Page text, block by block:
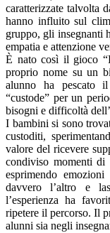
caratterizzate talvolta
hanno influito sul
gruppo, gli insegnanti
empatia e attenzione
È nato così il gioco
proprio nome su un
alunno ha pescato
“custode” per un
bisogni e difficoltà
I bambini si sono
custoditi,
valore del ricevere
condiviso momenti di
esprimendo
davvero l’altro e
l’esperienza ha
ripetere il percorso. Il
alunni sia negli